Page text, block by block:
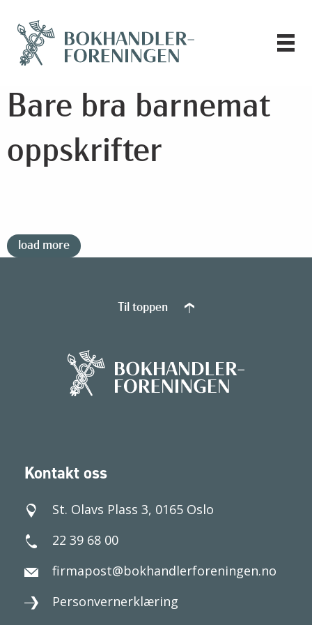
Bare bra barnemat
oppskrifter
load more
Kontakt oss
St. Olavs Plass 3, 0165 Oslo
22 39 68 00
firmapost@bokhandlerforeningen.no
Personvernerklæring
Til toppen